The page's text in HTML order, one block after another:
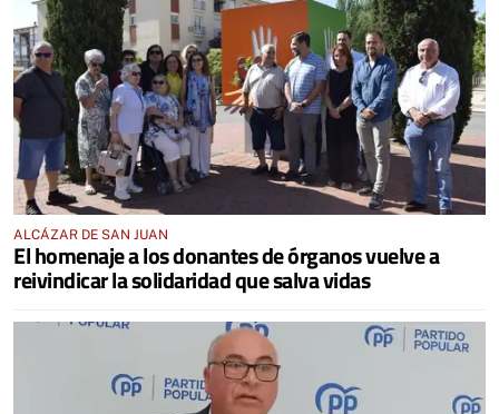
ALCÁZAR DE SAN JUAN
El homenaje a los donantes de órganos vuelve a
reivindicar la solidaridad que salva vidas